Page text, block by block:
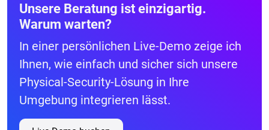
Unsere Beratung ist einzigartig.
Warum warten?
In einer persönlichen Live-Demo zeige ich
Ihnen, wie einfach und sicher sich unsere
Physical-Security-Lösung in Ihre
Umgebung integrieren lässt.